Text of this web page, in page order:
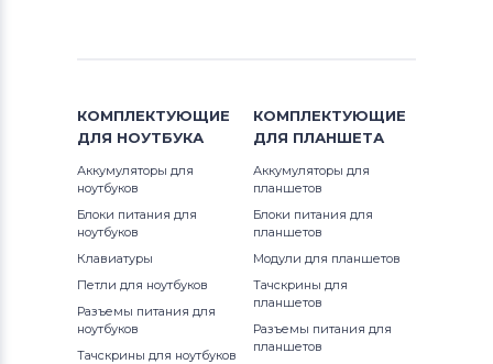
Аккумуляторы для пылесосов
Аккумуляторы для пылесосов
MyGenie
Аккумуляторы для пылесосов
КОМПЛЕКТУЮЩИЕ
ДЛЯ НОУТБУКА
Аккумуляторы для
ноутбуков
Блоки питания для
ноутбуков
Клавиатуры
Петли для ноутбуков
Разъемы питания для
ноутбуков
Тачскрины для ноутбуков
КОМПЛЕКТУЮЩИЕ
ДЛЯ ПЛАНШЕТА
Аккумуляторы для
планшетов
Блоки питания для
планшетов
Модули для планшетов
Тачскрины для
планшетов
Разъемы питания для
планшетов